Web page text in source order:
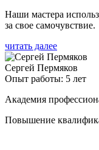
Наши мастера
за свое самочувствие.
читать далее
Сергей Пермяков
Опыт работы: 5 лет
Академия
Повышение